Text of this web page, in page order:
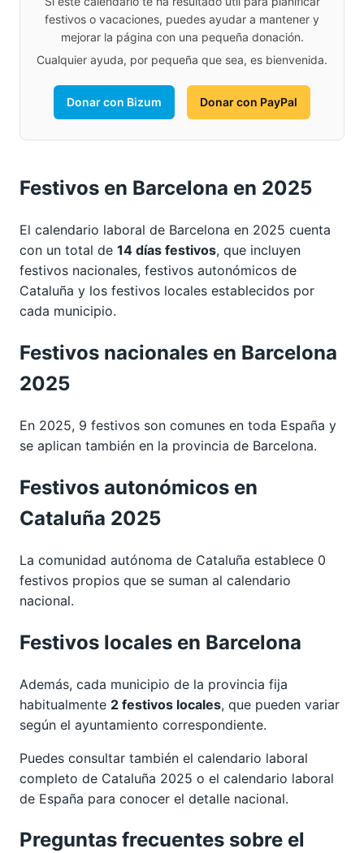
festivos o vacaciones, puedes ayudar a mantener y
mejorar la página con una pequeña donación.
Cualquier ayuda, por pequeña que sea, es bienvenida.
Donar con Bizum Donar con PayPal
Festivos en Barcelona en 2025
El calendario laboral de Barcelona en 2025 cuenta
con un total de 14 días festivos, que incluyen
festivos nacionales, festivos autonómicos de
Cataluña y los festivos locales establecidos por
cada municipio.
Festivos nacionales en Barcelona
2025
En 2025, 9 festivos son comunes en toda España y
se aplican también en la provincia de Barcelona.
Festivos autonómicos en
Cataluña 2025
La comunidad autónoma de Cataluña establece 0
festivos propios que se suman al calendario
nacional.
Festivos locales en Barcelona
Además, cada municipio de la provincia fija
habitualmente 2 festivos locales, que pueden variar
según el ayuntamiento correspondiente.
Puedes consultar también el calendario laboral
completo de Cataluña 2025 o el calendario laboral
de España para conocer el detalle nacional.
Preguntas frecuentes sobre el